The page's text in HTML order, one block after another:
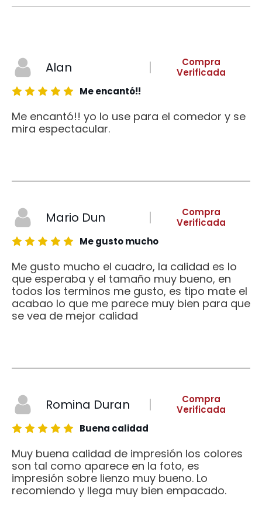
Alan
Compra
Verificada
Me encantó!!
Me encantó!! yo lo use para el comedor y se
mira espectacular.
Mario Dun
Compra
Verificada
Me gusto mucho
Me gusto mucho el cuadro, la calidad es lo
que esperaba y el tamaño muy bueno, en
todos los terminos me gusto, es tipo mate el
acabao lo que me parece muy bien para que
se vea de mejor calidad
Romina Duran
Compra
Verificada
Buena calidad
Muy buena calidad de impresión los colores
son tal como aparece en la foto, es
impresión sobre lienzo muy bueno. Lo
recomiendo y llega muy bien empacado.